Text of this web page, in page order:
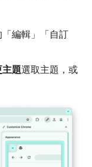
編輯」
「自訂
題選取主題，或